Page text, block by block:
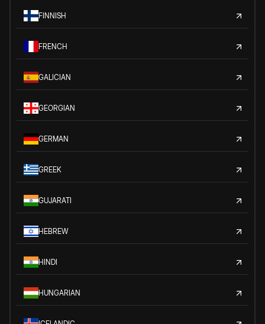
FINNISH
FRENCH
GALICIAN
GEORGIAN
GERMAN
GREEK
GUJARATI
HEBREW
HINDI
HUNGARIAN